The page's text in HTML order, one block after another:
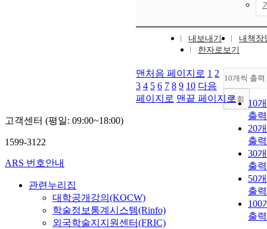
내보내기
내책장
한자로보기
10개씩 출력
10
출력
20
출력
30
출력
50
출력
100
출력
조회
맨처음 페이지로 1 2
3 4 5 6 7 8 9 10 다음
페이지로 맨끝 페이지로
고객센터 (평일: 09:00~18:00)
1599-3122
ARS 번호안내
관련누리집
대학공개강의(KOCW)
학술정보통계시스템(Rinfo)
외국학술지지원센터(FRIC)